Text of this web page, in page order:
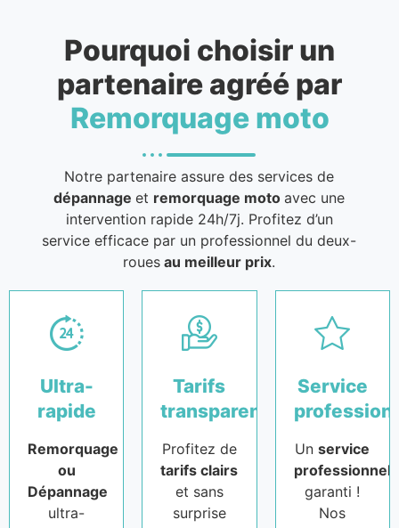
Pourquoi choisir un
partenaire agréé par
Remorquage moto
Notre partenaire assure des services de
dépannageet remorquage motoavec une
intervention rapide 24h/7j. Profitez d’un
service efficace par un professionnel du deux-
roues au meilleur prix.
Ultra-
rapide
Remorquage
ou
Dépannage
ultra-
Tarifs
transparents
Profitez de
tarifs clairs
et sans
surprise
Service
Unservice
professionnel
garanti !
Nos